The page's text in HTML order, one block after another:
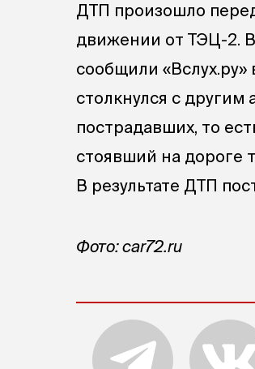
ДТП произошло
движении от ТЭЦ-2.
сообщили
столкнулся с
пострадавших, то
стоявший на дороге
В результате ДТП
Фото: car72.ru